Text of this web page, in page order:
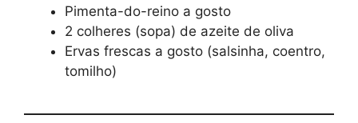
Pimenta-do-reino a gosto
2 colheres (sopa) de azeite de oliva
Ervas frescas a gosto (salsinha, coentro,
tomilho)